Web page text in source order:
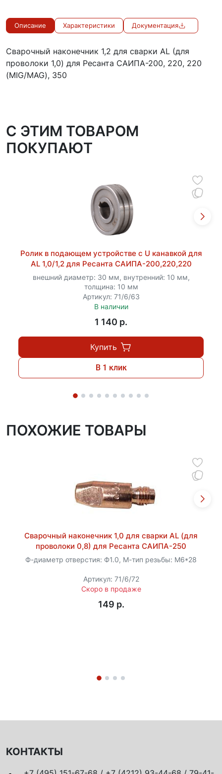
Описание Характеристики Документация
Сварочный наконечник 1,2 для сварки AL (для
проволоки 1,0) для Ресанта САИПА-200, 220, 220
(MIG/MAG), 350
C ЭТИМ ТОВАРОМ
ПОКУПАЮТ
Ролик в подающем устройстве с U канавкой для
AL 1,0/1,2 для Ресанта САИПА-200,220,220
внешний диаметр: 30 мм, внутренний: 10 мм,
толщина: 10 мм
Артикул: 71/6/63
В наличии
1 140 p.
Купить
В 1 клик
ПОХОЖИЕ ТОВАРЫ
Сварочный наконечник 1,0 для сварки AL (для
проволоки 0,8) для Ресанта САИПА-250
Ф-диаметр отверстия: Ф1.0, М-тип резьбы: M6*28
Артикул: 71/6/72
Скоро в продаже
149 p.
КОНТАКТЫ